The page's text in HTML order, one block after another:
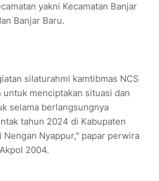
yakni Kecamatan Banjar
Banjar Baru.
silaturahmi kamtibmas NCS
untuk menciptakan situasi dan
selama berlangsungnya
tahun 2024 di Kabupaten
Nyappur," papar perwira
2004.